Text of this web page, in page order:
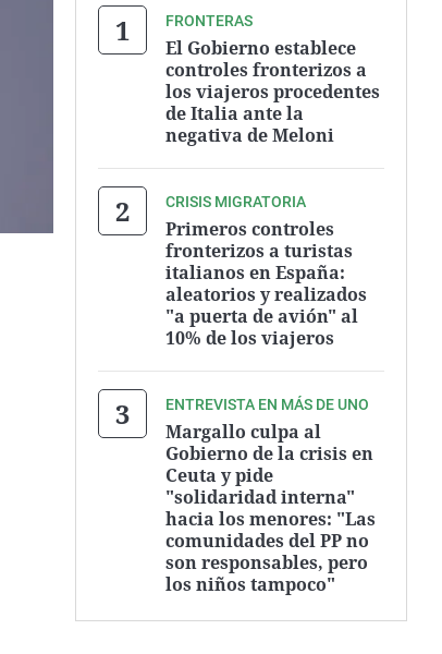
FRONTERAS
El Gobierno establece
controles fronterizos a
los viajeros procedentes
de Italia ante la
negativa de Meloni
CRISIS MIGRATORIA
Primeros controles
fronterizos a turistas
italianos en España:
aleatorios y realizados
"a puerta de avión" al
10% de los viajeros
ENTREVISTA EN MÁS DE UNO
Margallo culpa al
Gobierno de la crisis en
Ceuta y pide
"solidaridad interna"
hacia los menores: "Las
comunidades del PP no
son responsables, pero
los niños tampoco"